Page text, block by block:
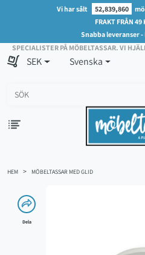
Vi har sålt 52,839,860
FRAKT FRÅN 49
Snabba leveranser -
SPECIALISTER PÅ MÖBELTASSAR. VI
SEK Svenska
HEM MÖBELTASSAR MED GLID
Dela